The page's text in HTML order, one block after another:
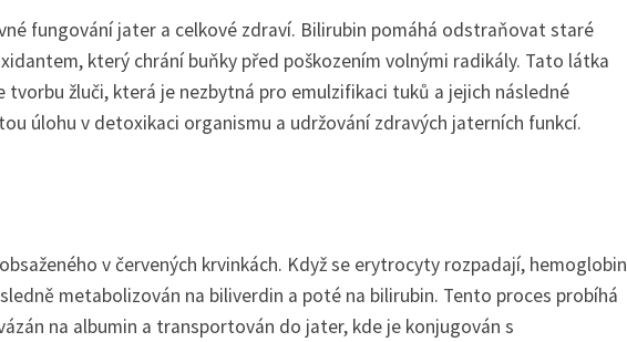
fungování jater a celkové zdraví. Bilirubin pomáhá odstraňovat staré
který chrání buňky před poškozením volnými radikály. Tato látka
žluči, která je nezbytná pro emulzifikaci tuků a jejich následné
úlohu v detoxikaci organismu a udržování zdravých jaterních funkcí.
v červených krvinkách. Když se erytrocyty rozpadají, hemoglobin
metabolizován na biliverdin a poté na bilirubin. Tento proces probíhá
na albumin a transportován do jater, kde je konjugován s